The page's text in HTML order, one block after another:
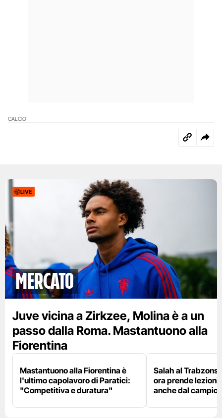
CALCIO
LIVE
mercato
Juve vicina a Zirkzee, Molina è a un
passo dalla Roma. Mastantuono alla
Fiorentina
Mastantuono alla Fiorentina è
l'ultimo capolavoro di Paratici:
"Competitiva e duratura"
Salah al
ora prende lezioni
anche dal